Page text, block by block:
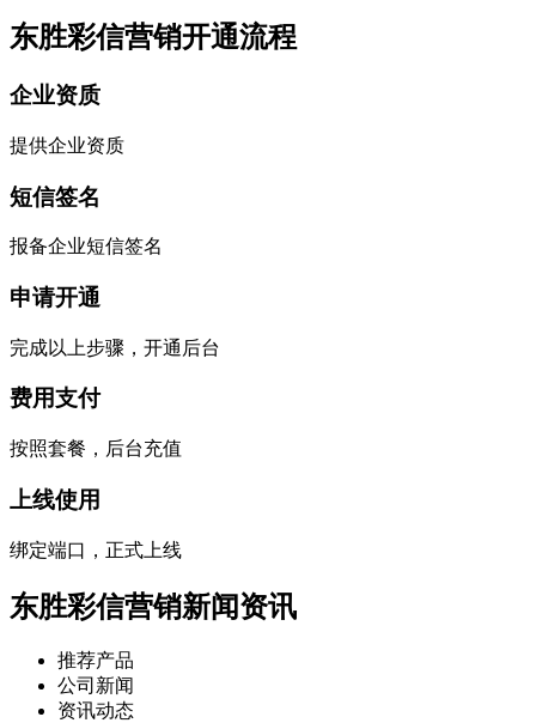
东胜彩信营销开通流程
企业资质
提供企业资质
短信签名
报备企业短信签名
申请开通
完成以上步骤，开通后台
费用支付
按照套餐，后台充值
上线使用
绑定端口，正式上线
东胜彩信营销新闻资讯
推荐产品
公司新闻
资讯动态